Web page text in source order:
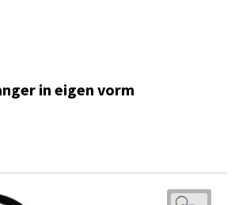
in eigen vorm